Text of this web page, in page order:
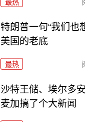
最热
特朗普一句“我们也
美国的老底
最热
沙特王储、埃尔多
麦加搞了个大新闻